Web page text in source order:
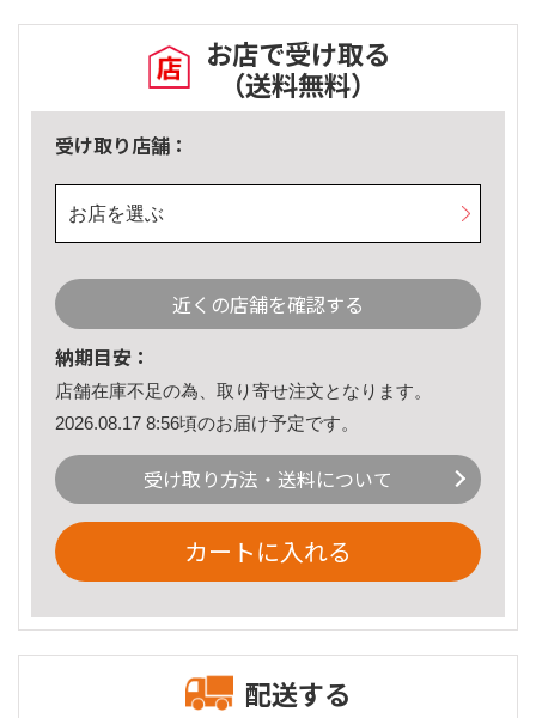
お店で受け取る
（送料無料）
受け取り店舗：
お店を選ぶ
近くの店舗を確認する
納期目安：
店舗在庫不足の為、取り寄せ注文となります。
2026.08.17 8:56頃のお届け予定です。
受け取り方法・送料について
カートに入れる
配送する